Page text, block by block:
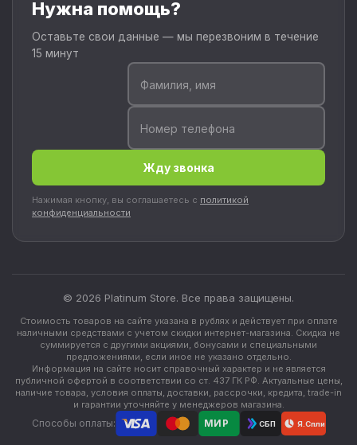
Нужна помощь?
Оставьте свои данные — мы перезвоним в течение
15 минут
Фамилия, имя
Номер телефона
Жду звонка
Нажимая кнопку, вы соглашаетесь с политикой
конфиденциальности
© 2026 Platinum Store. Все права защищены.
Стоимость товаров на сайте указана в рублях и действует при оплате
наличными средствами с учетом скидки интернет-магазина. Скидка не
суммируется с другими акциями, бонусами и специальными
предложениями, если иное не указано отдельно.
Информация на сайте носит справочный характер и не является
публичной офертой в соответствии со ст. 437 ГК РФ. Актуальные цены,
наличие товара, условия оплаты, доставки, рассрочки, кредита, trade-in
и гарантии уточняйте у менеджеров магазина.
Способы оплаты: МИР СБП Я.Сплит